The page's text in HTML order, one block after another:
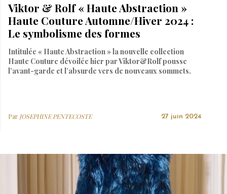
Viktor & Rolf « Haute Abstraction »
Haute Couture Automne/Hiver 2024 :
Le symbolisme des formes
Intitulée « Haute Abstraction » la nouvelle collection
Haute Couture dévoilée hier par Viktor&Rolf pousse
l’avant-garde et l’absurde vers de nouveaux sommets.
Par JOSEPHINE PENTECOSTE 27 juin 2024